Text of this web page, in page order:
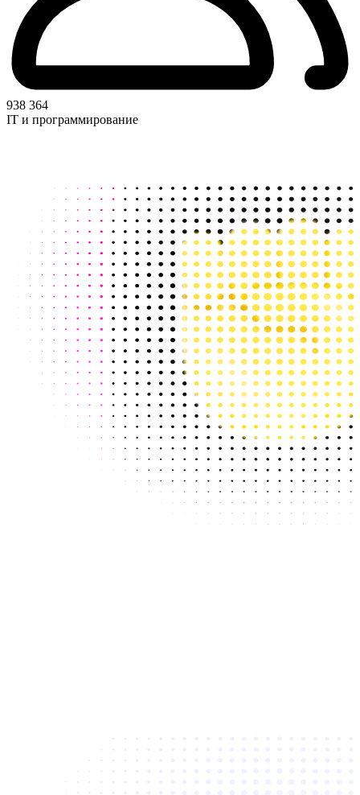
938 364
IT и программирование